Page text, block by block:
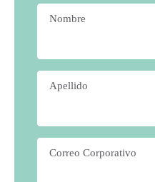
Nombre
Apellido
Correo Corporativo